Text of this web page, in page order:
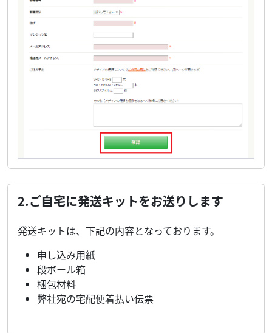
2.ご自宅に発送キットをお送りします
発送キットは、下記の内容となっております。
申し込み用紙
段ボール箱
梱包材料
弊社宛の宅配便着払い伝票